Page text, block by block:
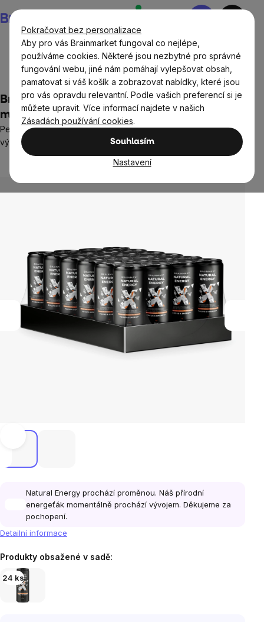
Pokračovat bez personalizace
Aby pro vás Brainmarket fungoval co nejlépe,
používáme cookies. Některé jsou nezbytné pro správné
fungování webu, jiné nám pomáhají vylepšovat obsah,
pamatovat si váš košík a zobrazovat nabídky, které jsou
pro vás opravdu relevantní. Podle vašich preferencí si je
můžete upravit. Více informací najdete v našich
Zásadách používání cookies.
Souhlasím
Nastavení
na
obsah
Nákupní
Potraviny Nápoje Energetické drinky a nápoje
BrainMax Natural Energy, Broskev a
marakuja, 24x250 ml
Perlivý energetický nápoj, podpora mentálního i fyzického
výkonu, doplněk stravy
hodnocení
produktu
Neohodnoceno
Natural Energy prochází proměnou. Náš přírodní
energeťák momentálně prochází vývojem. Děkujeme za
pochopení.
Detailní informace
Produkty obsažené v sadě:
24 ks